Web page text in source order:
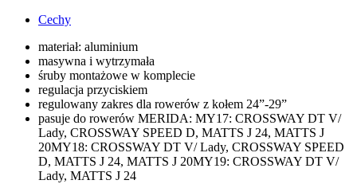
Cechy
materiał: aluminium
masywna i wytrzymała
śruby montażowe w komplecie
regulacja przyciskiem
regulowany zakres dla rowerów z kołem 24”-29”
pasuje do rowerów MERIDA: MY17: CROSSWAY DT V/
Lady, CROSSWAY SPEED D, MATTS J 24, MATTS J
20MY18: CROSSWAY DT V/ Lady, CROSSWAY SPEED
D, MATTS J 24, MATTS J 20MY19: CROSSWAY DT V/
Lady, MATTS J 24